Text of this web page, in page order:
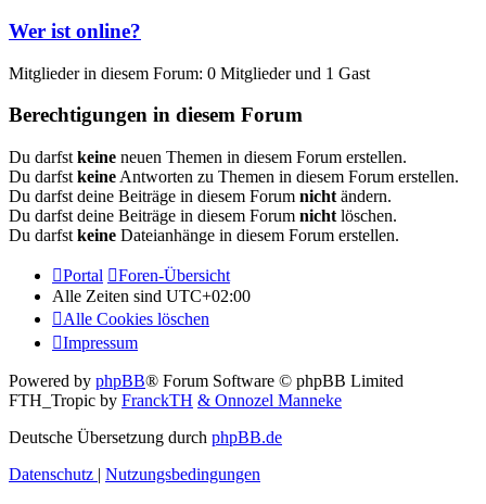
Wer ist online?
Mitglieder in diesem Forum: 0 Mitglieder und 1 Gast
Berechtigungen in diesem Forum
Du darfst keine neuen Themen in diesem Forum erstellen.
Du darfst keine Antworten zu Themen in diesem Forum erstellen.
Du darfst deine Beiträge in diesem Forum nicht ändern.
Du darfst deine Beiträge in diesem Forum nicht löschen.
Du darfst keine Dateianhänge in diesem Forum erstellen.
Portal
Foren-Übersicht
Alle Zeiten sind UTC+02:00
Alle Cookies löschen
Impressum
Powered by phpBB® Forum Software © phpBB Limited
FTH_Tropic by FranckTH & Onnozel Manneke
Deutsche Übersetzung durch phpBB.de
Datenschutz | Nutzungsbedingungen